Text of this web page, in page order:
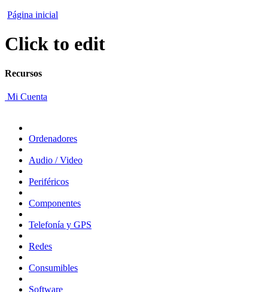
Página inicial
Click to edit
Recursos
Mi Cuenta
Ordenadores
Audio / Video
Periféricos
Componentes
Telefonía y GPS
Redes
Consumibles
Software